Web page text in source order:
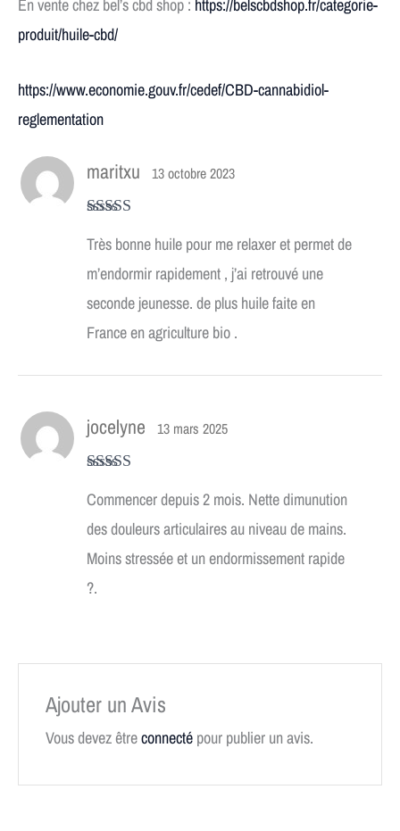
En vente chez bel’s cbd shop : https://belscbdshop.fr/categorie-
produit/huile-cbd/
https://www.economie.gouv.fr/cedef/CBD-cannabidiol-
reglementation
maritxu 13 octobre 2023
Très bonne huile pour me relaxer et permet de
m’endormir rapidement , j’ai retrouvé une
seconde jeunesse. de plus huile faite en
France en agriculture bio .
jocelyne 13 mars 2025
Commencer depuis 2 mois. Nette dimunution
des douleurs articulaires au niveau de mains.
Moins stressée et un endormissement rapide
?.
Ajouter un Avis
Vous devez êtreconnecté pour publier un avis.